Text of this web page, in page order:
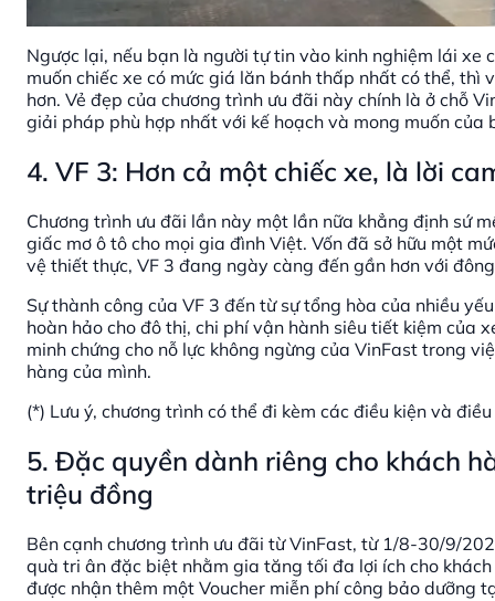
Ngược lại, nếu bạn là người tự tin vào kinh nghiệm lái xe
muốn chiếc xe có mức giá lăn bánh thấp nhất có thể,
hơn. Vẻ đẹp của chương trình ưu đãi này chính là ở chỗ
giải pháp phù hợp nhất với kế hoạch và mong muốn của
4. VF 3: Hơn cả một chiếc xe, là lời
Chương trình ưu đãi lần này một lần nữa khẳng định sứ
giấc mơ ô tô cho mọi gia đình Việt. Vốn đã sở hữu một
vệ thiết thực, VF 3 đang ngày càng đến gần hơn với
Sự thành công của VF 3 đến từ sự tổng hòa của nhiều
hoàn hảo cho đô thị, chi phí vận hành siêu tiết kiệm
minh chứng cho nỗ lực không ngừng của VinFast trong
hàng của mình.
(*) Lưu ý, chương trình có thể đi kèm các điều kiện và
5. Đặc quyền dành riêng cho khách
triệu đồng
Bên cạnh chương trình ưu đãi từ VinFast, từ 1/8-30/9/
quà tri ân đặc biệt nhằm gia tăng tối đa lợi ích cho
được nhận thêm một Voucher miễn phí công bảo dưỡng